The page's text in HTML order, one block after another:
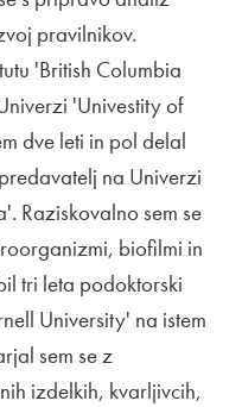
pravilnikov.
'British Columbia
'Univestity of
dve leti in pol delal
na Univerzi
Raziskovalno sem se
biofilmi in
tri leta podoktorski
University' na istem
sem se z
izdelkih, kvarljivcih,